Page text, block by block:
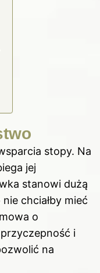
stopy. Na
jej
stanowi dużą
chciałby mieć
o
i
na